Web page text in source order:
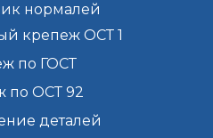
нормалей
крепеж ОСТ 1
по ГОСТ
по ОСТ 92
деталей